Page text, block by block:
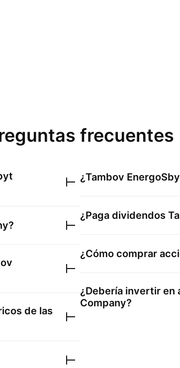
frecuentes
?
de las
¿Tambov
¿Paga dividendos
¿Cómo comprar
¿Debería invertir en
Company?